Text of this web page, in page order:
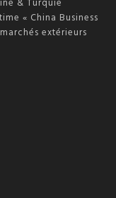
« China Business
extérieurs